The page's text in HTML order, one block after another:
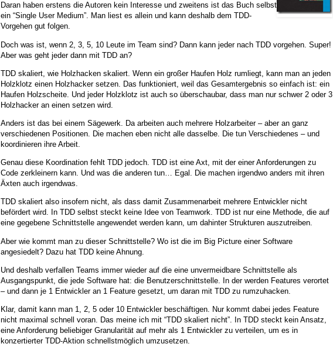
Daran haben erstens die Autoren kein Interesse und zweitens ist das Buch selbst
ein “Single User Medium”. Man liest es allein und kann deshalb dem TDD-
Vorgehen gut folgen.
Doch was ist, wenn 2, 3, 5, 10 Leute im Team sind? Dann kann jeder nach TDD vorgehen. Super!
Aber was geht jeder dann mit TDD an?
TDD skaliert, wie Holzhacken skaliert. Wenn ein großer Haufen Holz rumliegt, kann man an jeden
Holzklotz einen Holzhacker setzen. Das funktioniert, weil das Gesamtergebnis so einfach ist: ein
Haufen Holzscheite. Und jeder Holzklotz ist auch so überschaubar, dass man nur schwer 2 oder 3
Holzhacker an einen setzen wird.
Anders ist das bei einem Sägewerk. Da arbeiten auch mehrere Holzarbeiter – aber an ganz
verschiedenen Positionen. Die machen eben nicht alle dasselbe. Die tun Verschiedenes – und
koordinieren ihre Arbeit.
Genau diese Koordination fehlt TDD jedoch. TDD ist eine Axt, mit der einer Anforderungen zu
Code zerkleinern kann. Und was die anderen tun… Egal. Die machen irgendwo anders mit ihren
Äxten auch irgendwas.
TDD skaliert also insofern nicht, als dass damit Zusammenarbeit mehrere Entwickler nicht
befördert wird. In TDD selbst steckt keine Idee von Teamwork. TDD ist nur eine Methode, die auf
eine gegebene Schnittstelle angewendet werden kann, um dahinter Strukturen auszutreiben.
Aber wie kommt man zu dieser Schnittstelle? Wo ist die im Big Picture einer Software
angesiedelt? Dazu hat TDD keine Ahnung.
Und deshalb verfallen Teams immer wieder auf die eine unvermeidbare Schnittstelle als
Ausgangspunkt, die jede Software hat: die Benutzerschnittstelle. In der werden Features verortet
– und dann je 1 Entwickler an 1 Feature gesetzt, um daran mit TDD zu rumzuhacken.
Klar, damit kann man 1, 2, 5 oder 10 Entwickler beschäftigen. Nur kommt dabei jedes Feature
nicht maximal schnell voran. Das meine ich mit “TDD skaliert nicht”. In TDD steckt kein Ansatz,
eine Anforderung beliebiger Granularität auf mehr als 1 Entwickler zu verteilen, um es in
konzertierter TDD-Aktion schnellstmöglich umzusetzen.